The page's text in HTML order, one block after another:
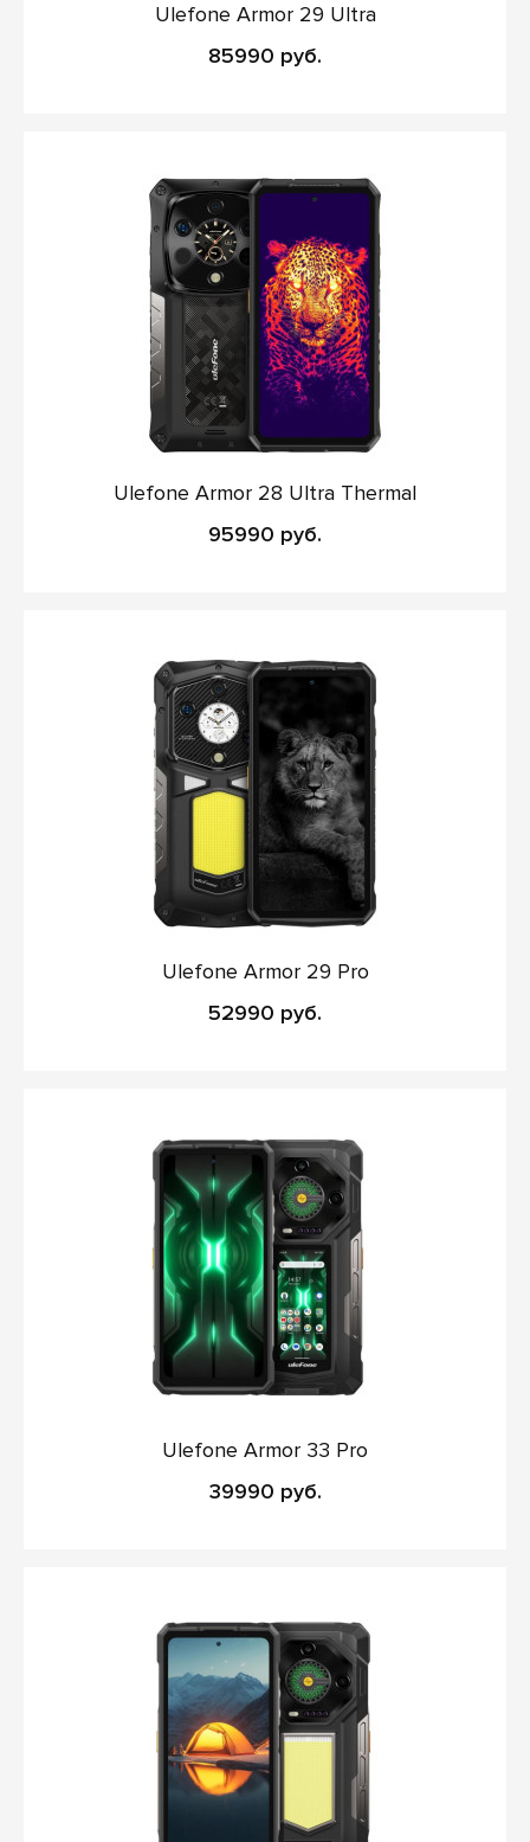
Ulefone Armor 29 Ultra
85990 руб.
Ulefone Armor 28 Ultra Thermal
95990 руб.
Ulefone Armor 29 Pro
52990 руб.
Ulefone Armor 33 Pro
39990 руб.